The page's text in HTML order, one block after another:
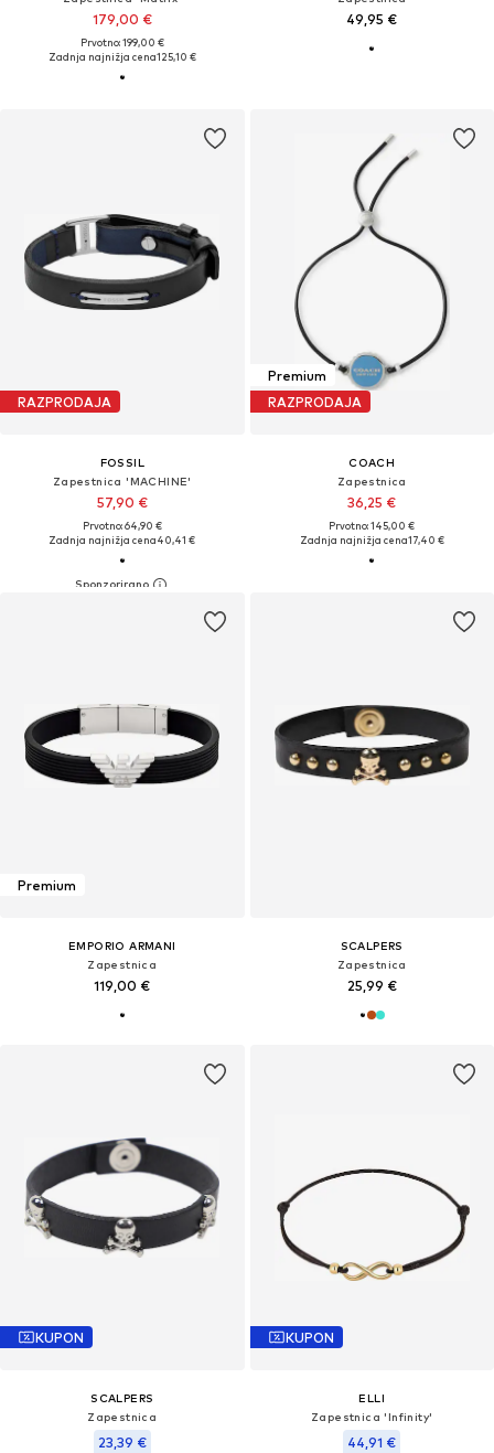
179,00 €
Prvotno: 199,00 €
Zadnja najnižja cena125,10 €
49,95 €
RAZPRODAJA
FOSSIL
Zapestnica 'MACHINE'
57,90 €
Prvotno: 64,90 €
Zadnja najnižja cena40,41 €
Premium
RAZPRODAJA
COACH
Zapestnica
36,25 €
Prvotno: 145,00 €
Zadnja najnižja cena17,40 €
Premium
EMPORIO ARMANI
Zapestnica
119,00 €
SCALPERS
Zapestnica
25,99 €
KUPON
SCALPERS
Zapestnica
23,39 €
KUPON
ELLI
Zapestnica 'Infinity'
44,91 €